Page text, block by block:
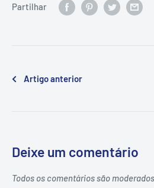
Partilhar
Artigo anterior
Deixe um comentário
Todos os comentários são